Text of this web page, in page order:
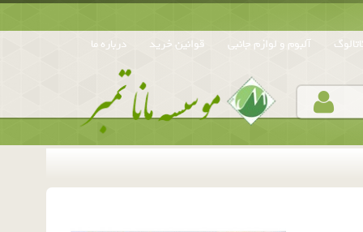
آلبوم و لوازم جانبی قوانین خرید درباره ما